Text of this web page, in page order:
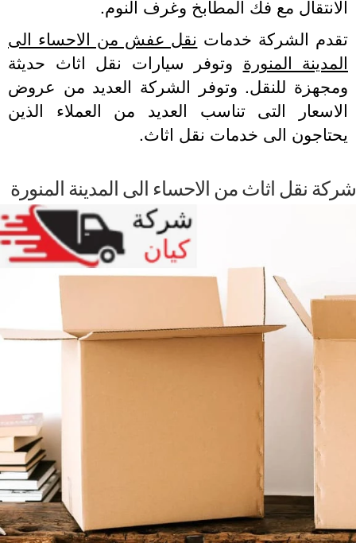
مع فك المطابخ وغرف النوم.
الشركة خدماتنقل عفش من الاحساء الى
المنورةوتوفر سيارات نقل اثاث حديثة
للنقل. وتوفر الشركة العديد من عروض
التى تناسب العديد من العملاء الذين
الى خدمات نقل اثاث.
نقل اثاث من الاحساء الى المدينة المنورة